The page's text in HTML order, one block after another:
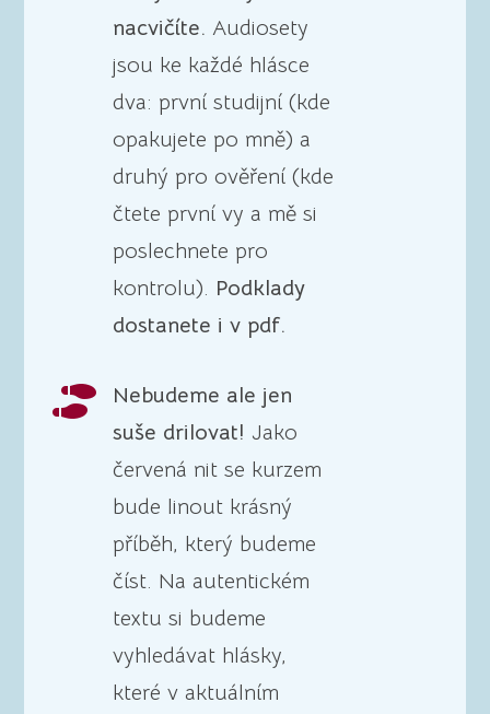
nacvičíte. Audiosety
jsou ke každé hlásce
dva: první studijní (kde
opakujete po mně) a
druhý pro ověření (kde
čtete první vy a mě si
poslechnete pro
kontrolu). Podklady
dostanete i v pdf.

Nebudeme ale jen
suše drilovat! Jako
červená nit se kurzem
bude linout krásný
příběh, který budeme
číst. Na autentickém
textu si budeme
vyhledávat hlásky,
které v aktuálním